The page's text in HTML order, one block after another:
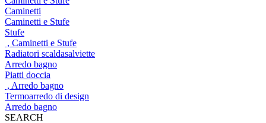
Caminetti
Caminetti e Stufe
Stufe
, Caminetti e Stufe
Radiatori scaldasalviette
Arredo bagno
Piatti doccia
, Arredo bagno
Termoarredo di design
Arredo bagno
SEARCH